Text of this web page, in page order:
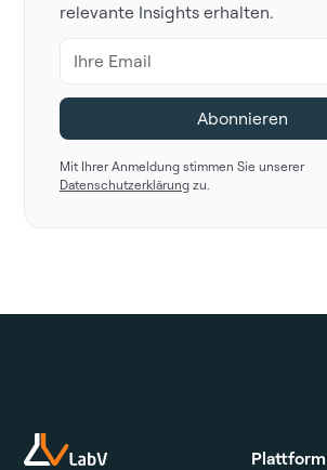
relevante Insights erhalten.
Mit Ihrer Anmeldung stimmen Sie unserer
Datenschutzerklärungzu.
Plattform